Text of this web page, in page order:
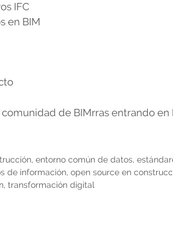
IFC
en BIM
de BIMrras entrando en
, entorno común de datos,
de información, open source en
, transformación digital